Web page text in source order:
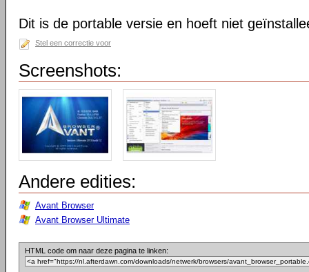
Dit is de portable versie en hoeft niet
Stel een correctie voor
Screenshots:
Andere edities:
Avant Browser
Avant Browser Ultimate
HTML code om naar deze pagina te linken: